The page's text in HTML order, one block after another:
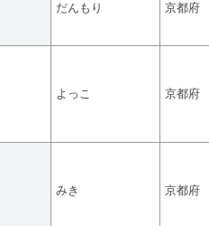
だんもり 京都府
よっこ 京都府
みき 京都府